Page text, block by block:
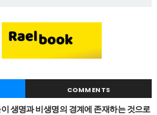
COMMENTS
생명과 비생명의 경계에 존재하는 것으로